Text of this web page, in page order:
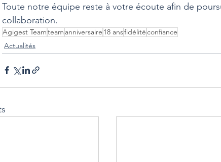
Toute notre équipe reste à votre écoute afin de
collaboration.​
Agigest Teamteam anniversaire 18 ansfidélitéconfiance
Actualités